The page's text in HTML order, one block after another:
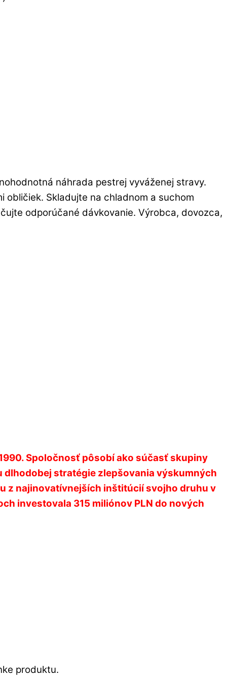
náhrada pestrej vyváženej stravy.
obličiek. Skladujte na chladnom a suchom
odporúčané dávkovanie. Výrobca, dovozca,
Spoločnosť pôsobí ako súčasť skupiny
dlhodobej stratégie zlepšovania výskumných
z najinovatívnejších inštitúcií svojho druhu v
investovala 315 miliónov PLN do nových
produktu.